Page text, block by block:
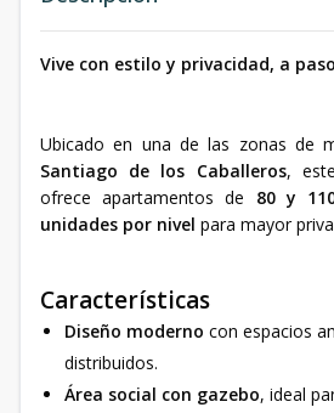
Vive con estilo y privacidad, a
Ubicado en una de las zonas de
Santiago de los Caballeros,
ofrece apartamentos de 80 y
unidades por nivel para mayor
Características
Diseño moderno con espacios
distribuidos.
Área social con gazebo, ideal